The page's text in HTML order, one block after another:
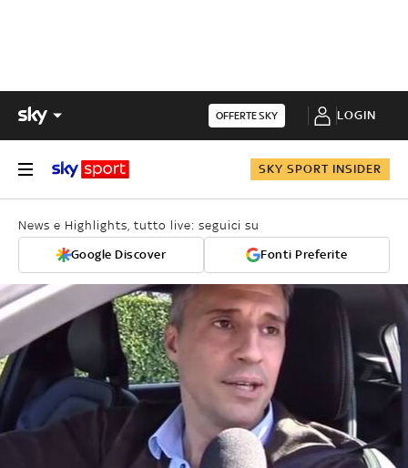
OFFERTE SKY LOGIN
SKY SPORT INSIDER
News e Highlights, tutto live: seguici su
Google Discover Fonti Preferite